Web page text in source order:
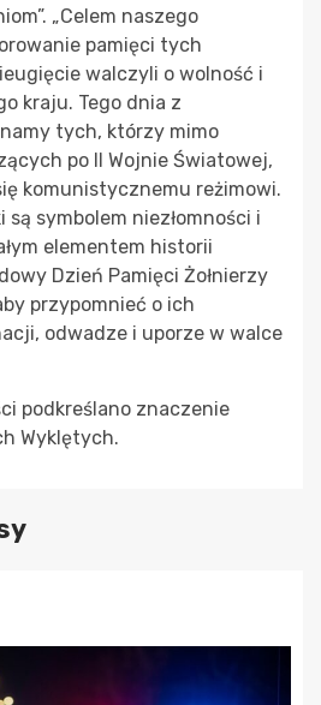
„Celem naszego
pamięci tych
walczyli o wolność i
kraju. Tego dnia z
tych, którzy mimo
po II Wojnie Światowej,
komunistycznemu reżimowi.
są symbolem niezłomności i
elementem historii
Dzień Pamięci Żołnierzy
przypomnieć o ich
odwadze i uporze w walce
podkreślano znaczenie
Wyklętych.